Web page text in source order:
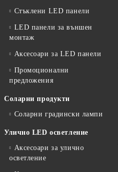
Стъклени LED панели
LED панели за външен
монтаж
Аксесоари за LED панели
Промоционални
предложения
Соларни продукти
Соларни градински лампи
Улично LED осветление
Аксесоари за улично
осветление